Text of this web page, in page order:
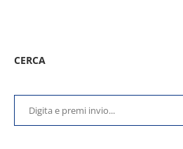
CERCA